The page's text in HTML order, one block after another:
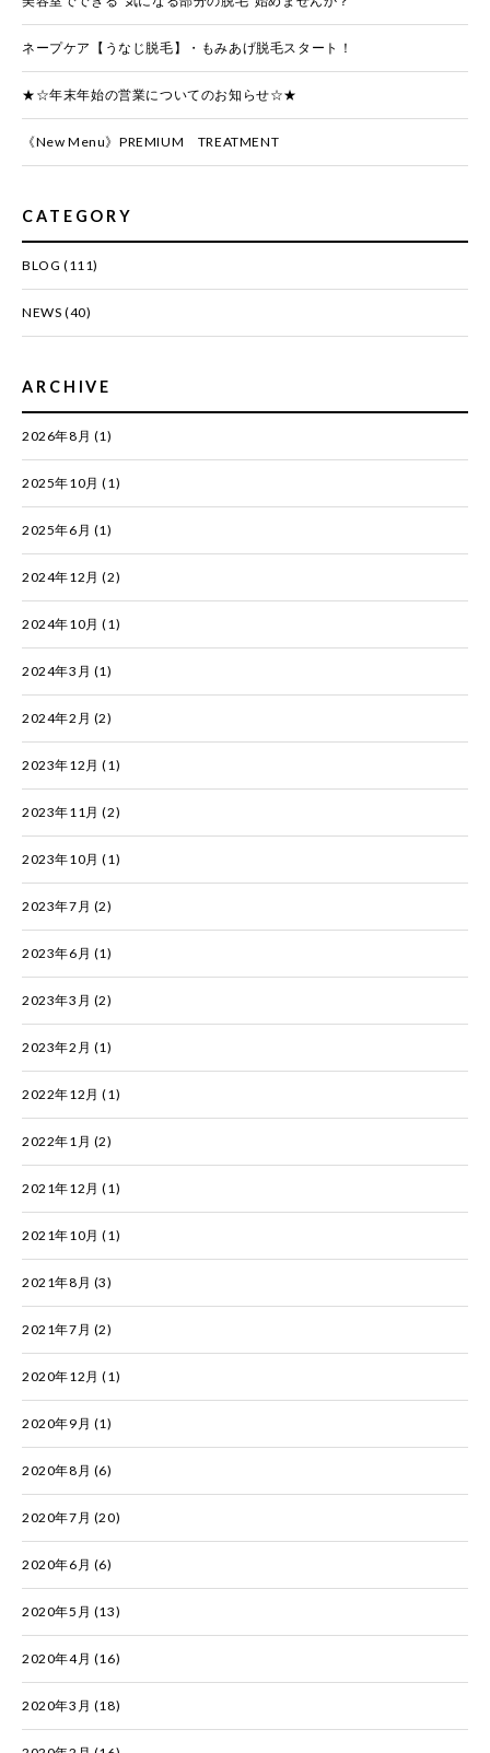
ネープケア【うなじ脱毛】・もみあげ脱毛スタート！
★☆年末年始の営業についてのお知らせ☆★
《New Menu》PREMIUM TREATMENT
CATEGORY
BLOG (111)
NEWS (40)
ARCHIVE
2026年8月 (1)
2025年10月 (1)
2025年6月 (1)
2024年12月 (2)
2024年10月 (1)
2024年3月 (1)
2024年2月 (2)
2023年12月 (1)
2023年11月 (2)
2023年10月 (1)
2023年7月 (2)
2023年6月 (1)
2023年3月 (2)
2023年2月 (1)
2022年12月 (1)
2022年1月 (2)
2021年12月 (1)
2021年10月 (1)
2021年8月 (3)
2021年7月 (2)
2020年12月 (1)
2020年9月 (1)
2020年8月 (6)
2020年7月 (20)
2020年6月 (6)
2020年5月 (13)
2020年4月 (16)
2020年3月 (18)